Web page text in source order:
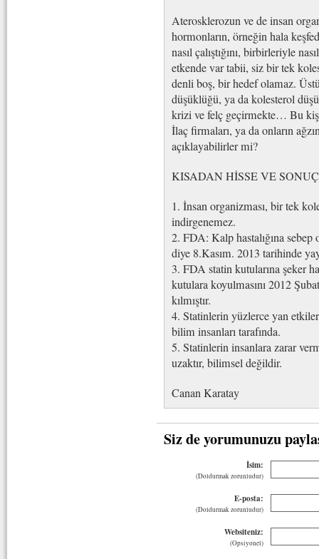
Aterosklerozun ve de insan
hormonların, örneğin hala
nasıl çalıştığını, birbirleriyle
etkende var tabii, siz bir tek
denli boş, bir hedef olamaz.
düşüklüğü, ya da kolesterol
krizi ve felç geçirmekte… Bu
İlaç firmaları, ya da onların
açıklayabilirler mi?
KISADAN HİSSE VE
1. İnsan organizması, bir tek
indirgenemez.
2. FDA: Kalp hastalığına
diye 8.Kasım. 2013 tarihinde
3. FDA statin kutularına şeker
kutulara koyulmasını 2012
kılmıştır.
4. Statinlerin yüzlerce yan
bilim insanları tarafında.
5. Statinlerin insanlara zarar
uzaktır, bilimsel değildir.
Canan Karatay
Siz de yorumunuzu
İsim:
(Doldurmak zorunludur)
E-posta:
(Doldurmak zorunludur)
Websiteniz:
(Opsiyonel)